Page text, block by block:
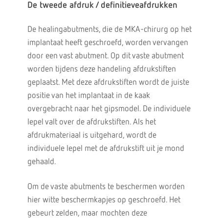
De tweede afdruk / definitieveafdrukken
De healingabutments, die de MKA-chirurg op het
implantaat heeft geschroefd, worden vervangen
door een vast abutment. Op dit vaste abutment
worden tijdens deze handeling afdrukstiften
geplaatst. Met deze afdrukstiften wordt de juiste
positie van het implantaat in de kaak
overgebracht naar het gipsmodel. De individuele
lepel valt over de afdrukstiften. Als het
afdrukmateriaal is uitgehard, wordt de
individuele lepel met de afdrukstift uit je mond
gehaald.
Om de vaste abutments te beschermen worden
hier witte beschermkapjes op geschroefd. Het
gebeurt zelden, maar mochten deze